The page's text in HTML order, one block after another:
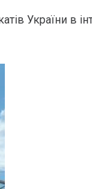
України в